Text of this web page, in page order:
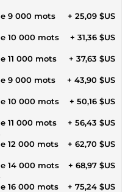
9 000 mots + 25,09 $US
10 000 mots + 31,36 $US
11 000 mots + 37,63 $US
9 000 mots + 43,90 $US
10 000 mots + 50,16 $US
11 000 mots + 56,43 $US
12 000 mots + 62,70 $US
14 000 mots + 68,97 $US
16 000 mots + 75,24 $US